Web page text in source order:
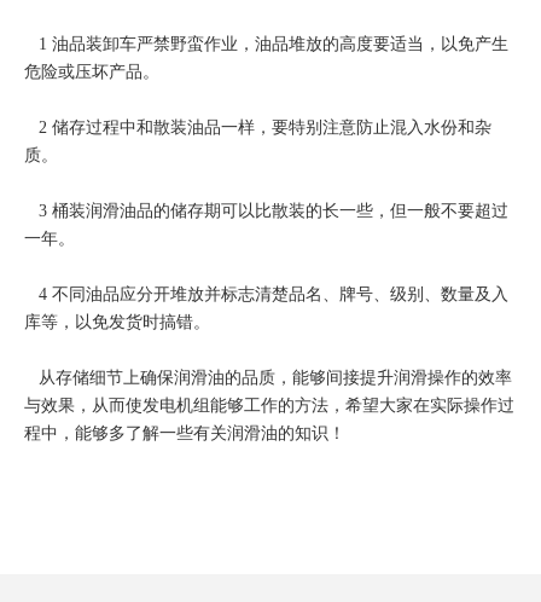
1 油品装卸车严禁野蛮作业，油品堆放的高度要适当，以免产生
危险或压坏产品。
2 储存过程中和散装油品一样，要特别注意防止混入水份和杂
质。
3 桶装润滑油品的储存期可以比散装的长一些，但一般不要超过
一年。
4 不同油品应分开堆放并标志清楚品名、牌号、级别、数量及入
库等，以免发货时搞错。
从存储细节上确保润滑油的品质，能够间接提升润滑操作的效率
与效果，从而使发电机组能够工作的方法，希望大家在实际操作过
程中，能够多了解一些有关润滑油的知识！